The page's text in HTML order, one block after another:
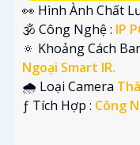
👀 Hình Ành Chất
🕉️ Công Nghệ : IP
🔅 Khoảng Cách
Ngoại Smart IR.
🌧️ Loại Camera
️ƒ Tích Hợp : Công